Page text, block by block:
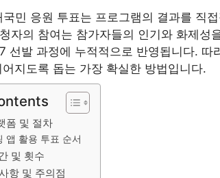
민 응원 투표는 프로그램의 결과를 직
자의 참여는 참가자들의 인기와 화제성
선발 과정에 누적적으로 반영됩니다. 따
지도록 돕는 가장 확실한 방법입니다.
폼 및 절차
앱 활용 투표 순서
및 횟수
항 및 주의점